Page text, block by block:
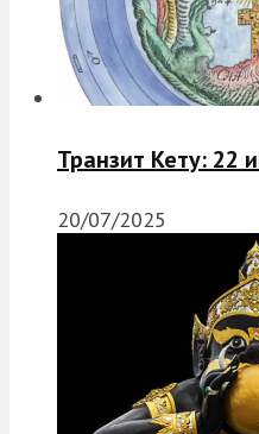
Транзит Кету: 22
20/07/2025